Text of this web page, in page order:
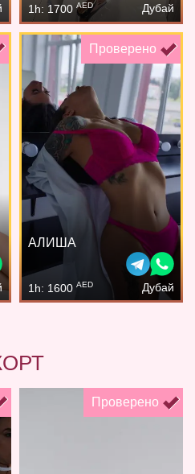
1h: 1700 AED Дубай
Проверено
АЛИША
1h: 1600 AED Дубай
Проверено